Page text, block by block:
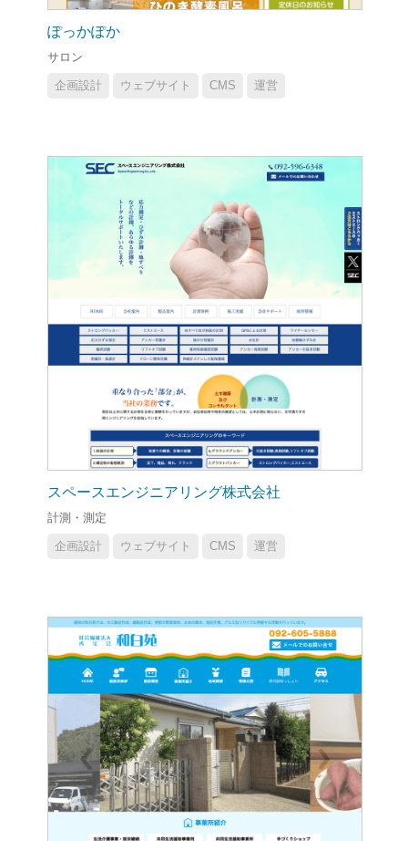
ぽっかぽか
サロン
企画設計 ウェブサイト CMS 運営
スペースエンジニアリング株式会社
計測・測定
企画設計 ウェブサイト CMS 運営